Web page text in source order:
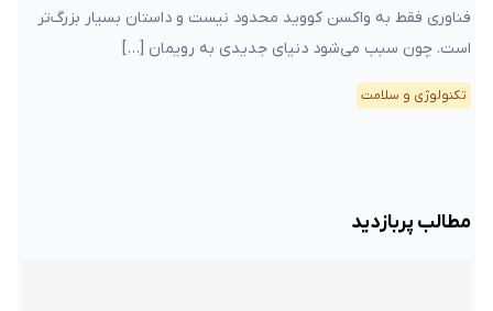
فناوری فقط به واکسن کووید محدود نیست و داستان بسیار بزرگ‌تر
است. چون سبب می‌شود دنیای جدیدی به رویمان […]
تکنولوژی و سلامت
مطالب پربازدید